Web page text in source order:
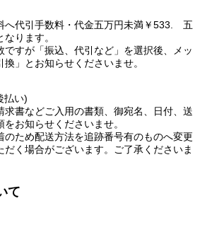
へ代引手数料・代金五万円未満￥533. 五
ります。
すが「振込、代引など」を選択後、メッ
」とお知らせくださいませ。
払い)
書などご入用の書類、御宛名、日付、送
お知らせくださいませ。
ため配送方法を追跡番号有のものへ変更
だく場合がございます。ご了承くださいま
て